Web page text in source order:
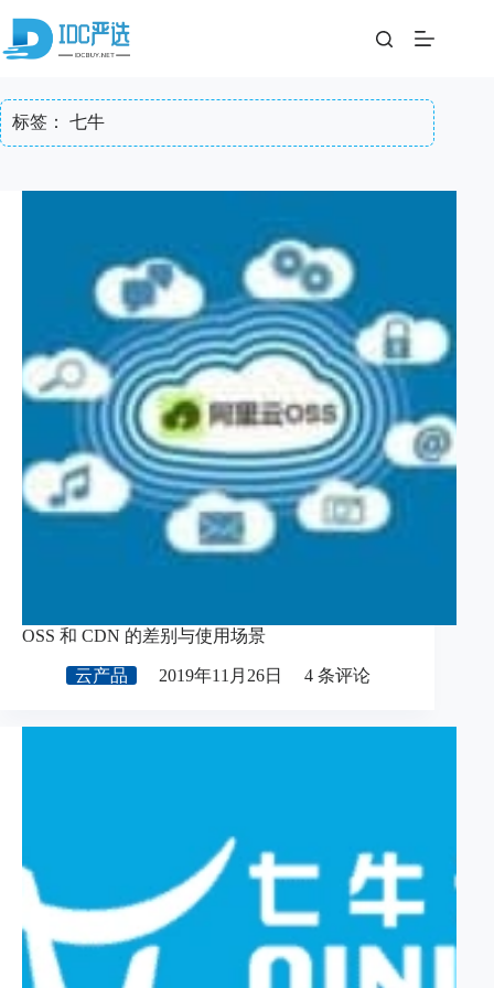
内
标签： 七牛
OSS 和 CDN 的差别与使用场景
云产品 2019年11月26日 4 条评论